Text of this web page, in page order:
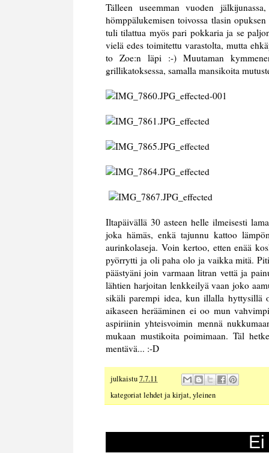
Tälleen useemman vuoden
hömppälukemisen toivossa tlasin
tuli tilattua myös pari pokkaria ja se
vielä edes toimitettu varastolta, mutta
to Zoe:n läpi :-) Muutaman
grillikatoksessa, samalla mansikoita
Iltapäivällä 30 asteen helle ilmeisesti
joka hämäs, enkä tajunnu kattoo
aurinkolaseja. Voin kertoo, etten enää
pyörrytti ja oli paha olo ja vaikka mitä.
päästyäni join varmaan litran vettä ja
lähtien harjoitan lenkkeilyä vaan joko
sikäli parempi idea, kun illalla hyttysillä
aikaseen herääminen ei oo mun
aspiriinin yhteisvoimin mennä
mukaan mustikoita poimimaan. Täl
mentävä... :-D
julkaistu7.7.11
kategoriatlehdet ja kirjat,yleinen